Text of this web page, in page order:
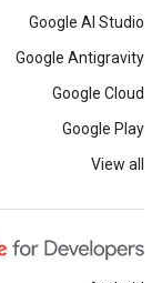
Google AI Studio
Google Antigravity
Google Cloud
Google Play
View all